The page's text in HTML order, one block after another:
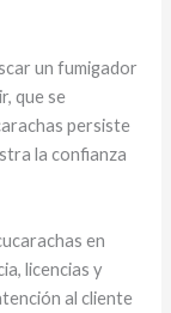
un fumigador
que se
persiste
la confianza
en
licencias y
al cliente